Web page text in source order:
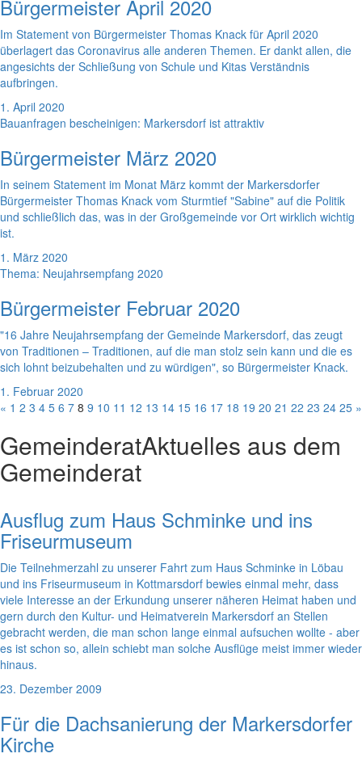
Bürgermeister April 2020
Im Statement von Bürgermeister Thomas Knack für April 2020
überlagert das Coronavirus alle anderen Themen. Er dankt allen, die
angesichts der Schließung von Schule und Kitas Verständnis
aufbringen.
1. April 2020
Bauanfragen bescheinigen: Markersdorf ist attraktiv
Bürgermeister März 2020
In seinem Statement im Monat März kommt der Markersdorfer
Bürgermeister Thomas Knack vom Sturmtief "Sabine" auf die Politik
und schließlich das, was in der Großgemeinde vor Ort wirklich wichtig
ist.
1. März 2020
Thema: Neujahrsempfang 2020
Bürgermeister Februar 2020
"16 Jahre Neujahrsempfang der Gemeinde Markersdorf, das zeugt
von Traditionen – Traditionen, auf die man stolz sein kann und die es
sich lohnt beizubehalten und zu würdigen", so Bürgermeister Knack.
1. Februar 2020
« 1 2 3 4 5 6 7 8 9 10 11 12 13 14 15 16 17 18 19 20 21 22 23 24 25 »
GemeinderatAktuelles aus dem
Gemeinderat
Ausflug zum Haus Schminke und ins
Friseurmuseum
Die Teilnehmerzahl zu unserer Fahrt zum Haus Schminke in Löbau
und ins Friseurmuseum in Kottmarsdorf bewies einmal mehr, dass
viele Interesse an der Erkundung unserer näheren Heimat haben und
gern durch den Kultur- und Heimatverein Markersdorf an Stellen
gebracht werden, die man schon lange einmal aufsuchen wollte - aber
es ist schon so, allein schiebt man solche Ausflüge meist immer wieder
hinaus.
23. Dezember 2009
Für die Dachsanierung der Markersdorfer
Kirche